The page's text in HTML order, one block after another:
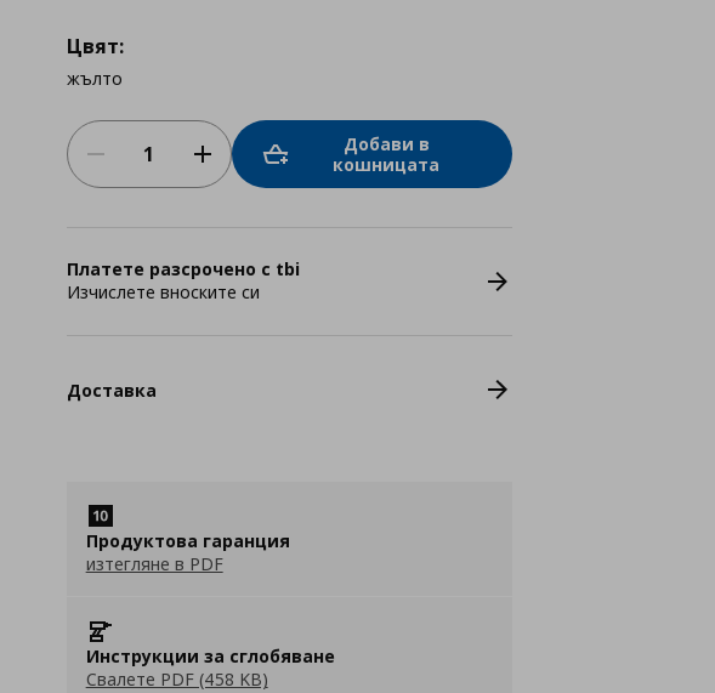
Цвят:
жълто
Добави в
кошницата
Платете разсрочено с tbi
Изчислете вноските си
Доставка
Продуктова гаранция
изтегляне в PDF
Инструкции за сглобяване
Свалете PDF (458 KB)